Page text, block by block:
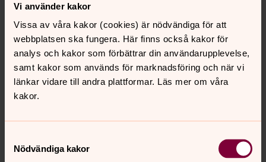
Vi använder kakor
Vissa av våra kakor (cookies) är nödvändiga för att
webbplatsen ska fungera. Här finns också kakor för
analys och kakor som förbättrar din användarupplevelse,
samt kakor som används för marknadsföring och när vi
länkar vidare till andra plattformar. Läs mer om våra
kakor.
Nödvändiga kakor
Enviken, Sundborns pastorat
Mobil:
070-610 45 57
E-post:knutsberit@gmail.com
Senast ändrad 20 februari 2026
innehåll?